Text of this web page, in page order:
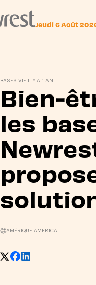
Jeudi 6 Août
BASES VIEIL Y A 1 AN
Bien-
les
AMÉRIQUE| AMERICA